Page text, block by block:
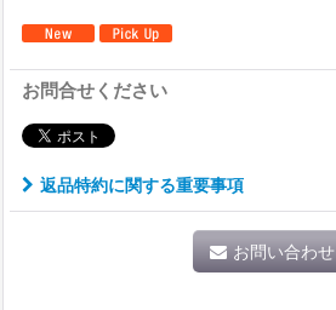
お問合せください
返品特約に関する重要事項
お問い合わせ